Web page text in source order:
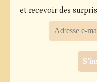
et recevoir des